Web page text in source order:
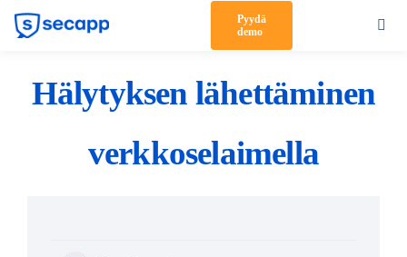
Skip
Pyydä
demo
Ratkaisut
Hälytyksen lähettäminen
verkkoselaimella